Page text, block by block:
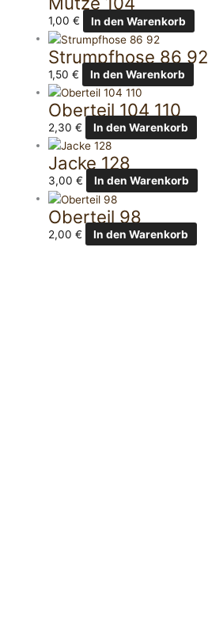
1,00€ In den Warenkorb
Strumpfhose 86 92
1,50€ In den Warenkorb
Oberteil 104 110
2,30€ In den Warenkorb
Jacke 128
3,00€ In den Warenkorb
Oberteil 98
2,00€ In den Warenkorb